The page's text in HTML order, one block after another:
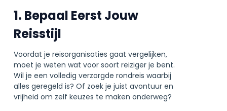
1. Bepaal Eerst Jouw
Reisstijl
Voordat je reisorganisaties gaat vergelijken,
moet je weten wat voor soort reiziger je bent.
Wil je een volledig verzorgde rondreis waarbij
alles geregeld is? Of zoek je juist avontuur en
vrijheid om zelf keuzes te maken onderweg?